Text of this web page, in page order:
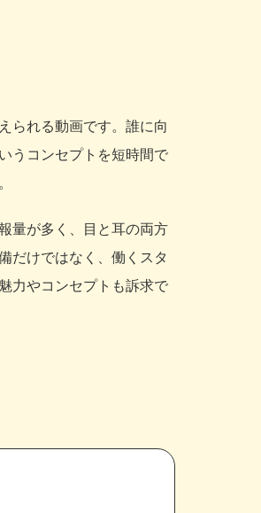
られる動画です。誰に向
うコンセプトを短時間で
量が多く、目と耳の両方
だけではなく、働くスタ
力やコンセプトも訴求で